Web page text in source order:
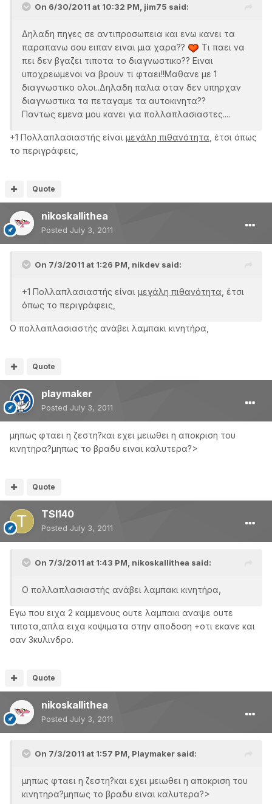
On 6/30/2011 at 10:32 PM, jim75 said:
Δηλαδη πηγες σε αντιπροσωπεια και ενω κανει τα
παραπανω σου ειπαν ειναι μια χαρα??
Τι παει να
πει δεν βγαζει τιποτα το διαγνωστικο?? Ειναι
υποχρεωμενοι να βρουν τι φταει!!Μαθανε με 1
διαγνωστικο ολοι..Δηλαδη παλια οταν δεν υπηρχαν
διαγνωστικα τα πεταγαμε τα αυτοκινητα??
Παντως εμενα μου κανει για πολλαπλασιαστες....
+1 Πολλαπλασιαστής είναι μεγάλη πιθανότητα , έτσι όπως
το περιγράφεις,
Quote
nikoskallithea
Posted July 3, 2011
On 7/3/2011 at 1:26 PM, nikdev said:
+1 Πολλαπλασιαστής είναι μεγάλη πιθανότητα , έτσι
όπως το περιγράφεις,
O πολλαπλασιαστής ανάβει λαμπακι κινητήρα,
Quote
playmaker
Posted July 3, 2011
μηπως φταει η ζεστη?και εχει μειωθει η αποκριση του
κινητηρα?μηπως το βραδυ ειναι καλυτερα?>
Quote
TSI140
Posted July 3, 2011
On 7/3/2011 at 1:43 PM, nikoskallithea said:
O πολλαπλασιαστής ανάβει λαμπακι κινητήρα,
Εγω που ειχα 2 καμμενους ουτε λαμπακι αναψε ουτε
τιποτα,απλα ειχα κοψιματα στην αποδοση +οτι εκανε και
σαν 3κυλινδρο.
Quote
nikoskallithea
Posted July 3, 2011
On 7/3/2011 at 1:57 PM, Playmaker said:
μηπως φταει η ζεστη?και εχει μειωθει η αποκριση του
κινητηρα?μηπως το βραδυ ειναι καλυτερα?>